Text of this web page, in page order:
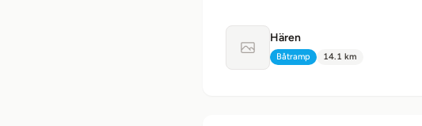
Ingen bild tillgänglig
Hären
Typ:
Båtramp Avstånd:
14.1 km